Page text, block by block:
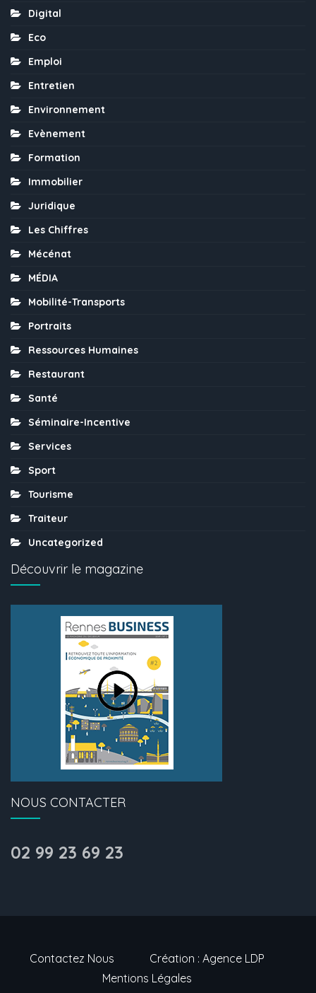
Digital
Eco
Emploi
Entretien
Environnement
Evènement
Formation
Immobilier
Juridique
Les Chiffres
Mécénat
MÉDIA
Mobilité-Transports
Portraits
Ressources Humaines
Restaurant
Santé
Séminaire-Incentive
Services
Sport
Tourisme
Traiteur
Uncategorized
Découvrir le magazine
NOUS CONTACTER
02 99 23 69 23
Contactez Nous
Création : Agence LDP
Mentions Légales